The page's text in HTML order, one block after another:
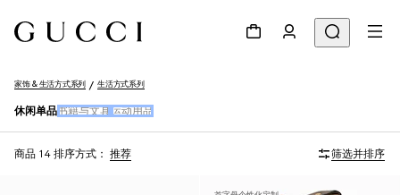
家饰 & 生活方式系列 生活方式系列
休闲单品 书籍与文具 运动用品
商品 14 排序方式： 推荐 筛选并排序